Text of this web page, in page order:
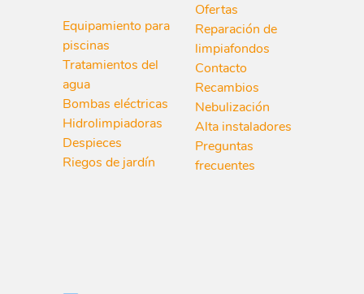
Equipamiento para
piscinas
Tratamientos del
agua
Bombas eléctricas
Hidrolimpiadoras
Despieces
Riegos de jardín
Ofertas
Reparación de
limpiafondos
Contacto
Recambios
Nebulización
Alta instaladores
Preguntas
frecuentes